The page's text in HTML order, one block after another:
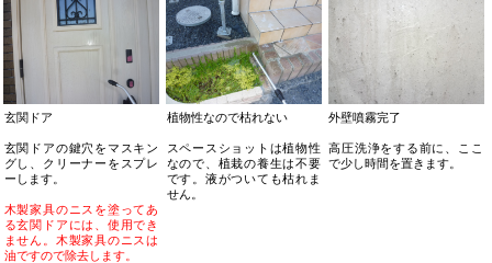
玄関ドア
玄関ドアの鍵穴をマスキン
グし、クリーナーをスプレ
ーします。
木製家具のニスを塗ってあ
る玄関ドアには、使用でき
ません。木製家具のニスは
油ですので除去します。
植物性なので枯れない
スペースショットは植物性
なので、植栽の養生は不要
です。液がついても枯れま
せん。
外壁噴霧完了
高圧洗浄をする前に、ここ
で少し時間を置きます。